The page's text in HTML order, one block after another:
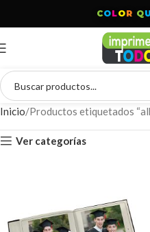
COLOR QU
Inicio Productos etiquetados
Ver categorías